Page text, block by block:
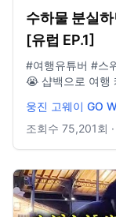
수하물 분실
[유럽 EP.1]
#여행유튜버 #스위스여행 #
😭 샵백으로 여행 캐시백 받고 저렴하게 여행하는 팁 총 정리!
구 초대 코드 : YT-goway - 친
https://
비자 카드 등록하고 추
적립 및 환급 조건은 샵백
코리아 측으로 광고
웅진 고웨이 GO
조회수 75,201회